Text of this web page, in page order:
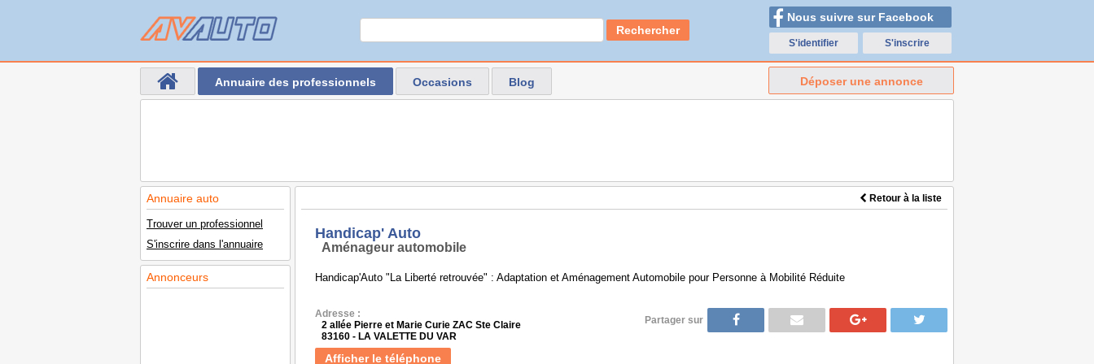
Rechercher
Nous suivre sur Facebook
S'identifier S'inscrire
Annuaire des professionnels Occasions Blog Déposer une annonce
Annuaire auto
Trouver un professionnel
S'inscrire dans l'annuaire
Annonceurs
Retour à la liste
Handicap' Auto
Aménageur automobile
Handicap'Auto "La Liberté retrouvée" : Adaptation et Aménagement Automobile pour Personne à Mobilité Réduite
Adresse :
2 allée Pierre et Marie Curie ZAC Ste Claire
83160 - LA VALETTE DU VAR
Afficher le téléphone
Partager sur